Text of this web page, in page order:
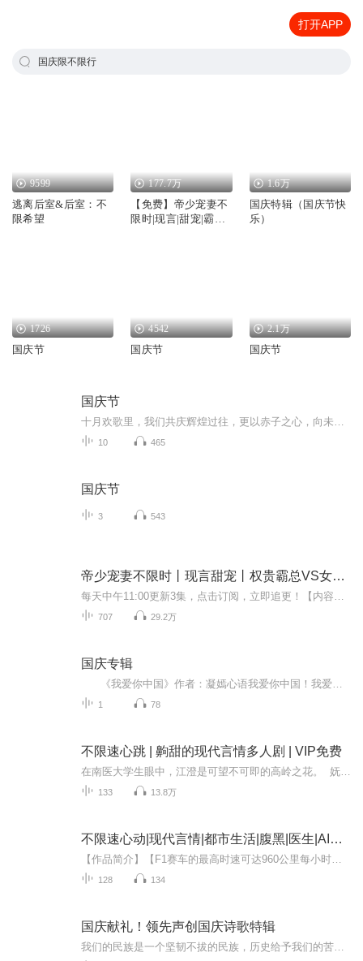
打开APP
国庆限不限行
9599
逃离后室&后室：不
限希望
177.7万
【免费】帝少宠妻不
限时|现言|甜宠|霸总|
1.6万
国庆特辑（国庆节快
乐）
1726
国庆节
4542
国庆节
2.1万
国庆节
国庆节
10 465
国庆节
3 543
帝少宠妻不限时丨现言甜宠丨权贵霸总VS女强逆袭丨精品多人剧
707 29.2万
国庆专辑
1 78
不限速心跳 | 齁甜的现代言情多人剧 | VIP免费
133 13.8万
不限速心动|现代言情|都市生活|腹黑|医生|AI多播
128 134
国庆献礼！领先声创国庆诗歌特辑